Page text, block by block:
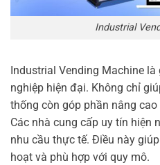
Industrial
Industrial Vending Machine
nghiệp hiện đại. Không chỉ
thống còn góp phần nâng
Các nhà cung cấp uy tín hiện
nhu cầu thực tế. Điều này
hoạt và phù hợp với quy mô.